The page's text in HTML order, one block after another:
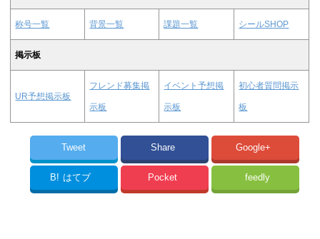
称号一覧 背景一覧 課題一覧 シールSHOP
掲示板
UR予想掲示板
フレンド募集掲
示板
イベント予想掲
示板
初心者質問掲示
板
Tweet Share Google+
B! はてブ Pocket feedly